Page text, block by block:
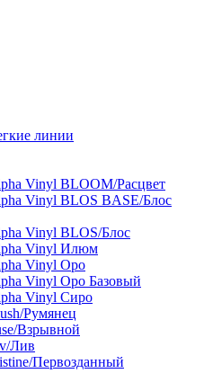
линии
Vinyl BLOOM/Расцвет
Vinyl BLOS BASE/Блос
Vinyl BLOS/Блос
Vinyl Илюм
Vinyl Оро
Vinyl Оро Базовый
Vinyl Сиро
Румянец
Взрывной
Лив
Первозданный